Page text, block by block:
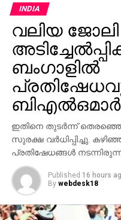
ആവശ്യപ്പെട്ടത്.
ശിപാര്‍ശയുടെ
വേളകളില്‍ ടി.വി
അടച്ചിടാന്‍
ചാനലിനോട്
ജനുവരി നാലിന് ഉച്ചക്ക്
നടപടിക്ക് ആധാരമായ
പ്രക്ഷേപണം ചെയ്തത്.
താവളം ആക്രമിച്ച
ആസൂത്രണം ചെയ്ത
വിശദീകരണം
സൈനിക നടപടി
വിവരങ്ങള്‍ പുറത്തുവിട്ട
INDIA
വലിയ ജോലി
ബംഗാളില്‍
ബിഎല്‍ഒമാര്‍
ഇതിനെ തുടര്‍ന്ന്
സുരക്ഷ വര്‍ധിപ്പിച്ചു.
പ്രതിഷേധങ്ങള്‍
Published 16 hours
By webdesk18